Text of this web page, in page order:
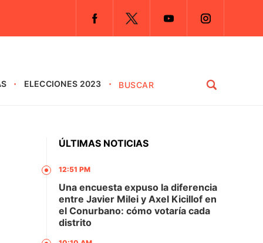
ELECCIONES 2023
ÚLTIMAS NOTICIAS
12:51 PM
Una encuesta expuso la diferencia
entre Javier Milei y Axel Kicillof en
el Conurbano: cómo votaría cada
distrito